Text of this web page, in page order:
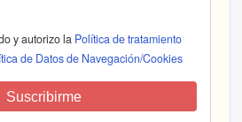
y autorizo la Política de tratamiento
de Datos de Navegación/Cookies
Suscribirme